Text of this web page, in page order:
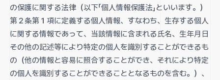
の保護に関する法律（以下「個人情報保護法」といいます。）
第２条第１項に定義する個人情報、すなわち、生存する個人
に関する情報であって、当該情報に含まれる氏名、生年月日
その他の記述等により特定の個人を識別することができるも
の（他の情報と容易に照合することができ、それにより特定
の個人を識別することができることとなるものを含む。）、